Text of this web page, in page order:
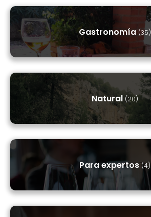
Gastronomía (35)
Natural (20)
Para expertos (4)